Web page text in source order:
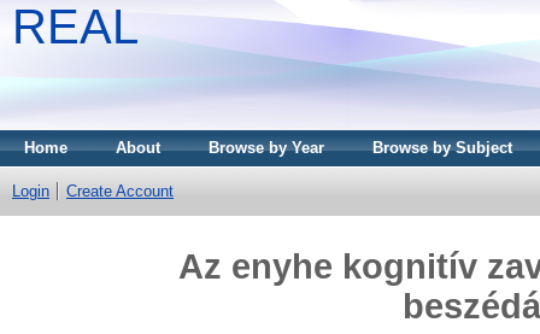
REAL
Home About Browse by Year Browse by Subject
Login Create Account
Az enyhe kognitív